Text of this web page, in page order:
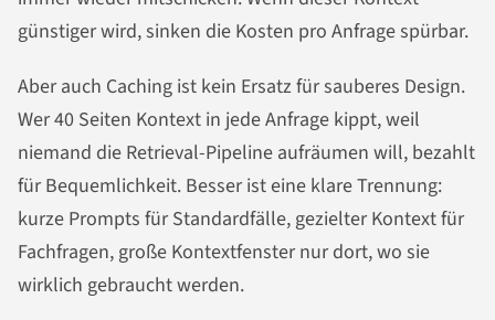
günstiger wird, sinken die Kosten pro Anfrage spürbar.
Aber auch Caching ist kein Ersatz für sauberes Design.
Wer 40 Seiten Kontext in jede Anfrage kippt, weil
niemand die Retrieval-Pipeline aufräumen will, bezahlt
für Bequemlichkeit. Besser ist eine klare Trennung:
kurze Prompts für Standardfälle, gezielter Kontext für
Fachfragen, große Kontextfenster nur dort, wo sie
wirklich gebraucht werden.